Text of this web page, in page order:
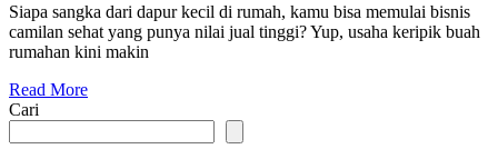
Siapa sangka dari dapur kecil di rumah, kamu bisa memulai bisnis
camilan sehat yang punya nilai jual tinggi? Yup, usaha keripik buah
rumahan kini makin
Read More
Cari